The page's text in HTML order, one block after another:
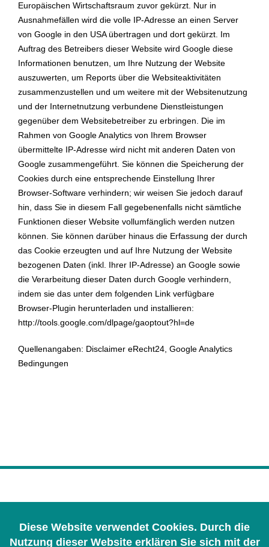
Europäischen Wirtschaftsraum zuvor gekürzt. Nur in
Ausnahmefällen wird die volle IP-Adresse an einen Server
von Google in den USA übertragen und dort gekürzt. Im
Auftrag des Betreibers dieser Website wird Google diese
Informationen benutzen, um Ihre Nutzung der Website
auszuwerten, um Reports über die Websiteaktivitäten
zusammenzustellen und um weitere mit der Websitenutzung
und der Internetnutzung verbundene Dienstleistungen
gegenüber dem Websitebetreiber zu erbringen. Die im
Rahmen von Google Analytics von Ihrem Browser
übermittelte IP-Adresse wird nicht mit anderen Daten von
Google zusammengeführt. Sie können die Speicherung der
Cookies durch eine entsprechende Einstellung Ihrer
Browser-Software verhindern; wir weisen Sie jedoch darauf
hin, dass Sie in diesem Fall gegebenenfalls nicht sämtliche
Funktionen dieser Website vollumfänglich werden nutzen
können. Sie können darüber hinaus die Erfassung der durch
das Cookie erzeugten und auf Ihre Nutzung der Website
bezogenen Daten (inkl. Ihrer IP-Adresse) an Google sowie
die Verarbeitung dieser Daten durch Google verhindern,
indem sie das unter dem folgenden Link verfügbare
Browser-Plugin herunterladen und installieren:
http://tools.google.com/dlpage/gaoptout?hl=de
Quellenangaben: Disclaimer eRecht24, Google Analytics
Bedingungen
Datenschutz
Nutzungsbedingungen
Diese Website verwendet Cookies. Durch die
Nutzung dieser Website erklären Sie sich mit der